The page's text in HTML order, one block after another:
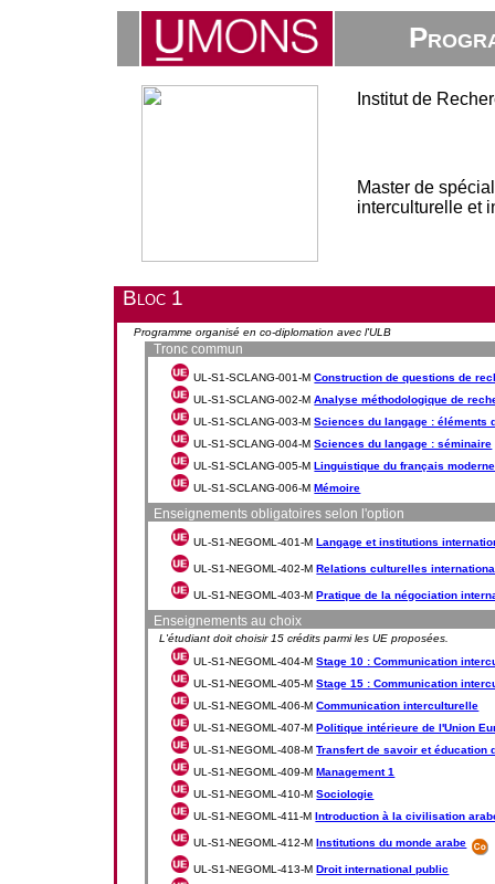
Institut de
Master de
interculturelle et
Bloc 1
Programme organisé en co-diplomation avec l'ULB
Tronc commun
UL-S1-SCLANG-001-MConstruction de questions de
UL-S1-SCLANG-002-MAnalyse méthodologique de
UL-S1-SCLANG-003-MSciences du langage : éléments
UL-S1-SCLANG-004-MSciences du langage : séminaire
UL-S1-SCLANG-005-MLinguistique du français moderne
UL-S1-SCLANG-006-MMémoire
Enseignements obligatoires selon l'option
UL-S1-NEGOML-401-MLangage et institutions
UL-S1-NEGOML-402-MRelations culturelles
UL-S1-NEGOML-403-MPratique de la négociation
Enseignements au choix
L'étudiant doit choisir 15 crédits parmi les UE proposées.
UL-S1-NEGOML-404-MStage 10 : Communication
UL-S1-NEGOML-405-MStage 15 : Communication
UL-S1-NEGOML-406-MCommunication interculturelle
UL-S1-NEGOML-407-MPolitique intérieure de l'Union
UL-S1-NEGOML-408-MTransfert de savoir et éducation
UL-S1-NEGOML-409-MManagement 1
UL-S1-NEGOML-410-MSociologie
UL-S1-NEGOML-411-MIntroduction à la civilisation
UL-S1-NEGOML-412-MInstitutions du monde arabe
UL-S1-NEGOML-413-MDroit international public